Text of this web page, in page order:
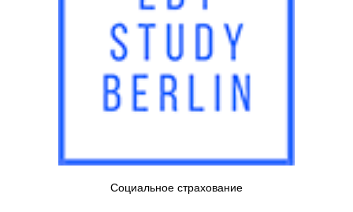
Социальное страхование